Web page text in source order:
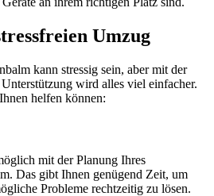
Umzug
kann stressig sein, aber mit der
wird alles viel einfacher.
helfen können:
mit der Planung Ihres
Das gibt Ihnen genügend Zeit, um
Probleme rechtzeitig zu lösen.